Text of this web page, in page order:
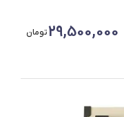
29,500,000تومان